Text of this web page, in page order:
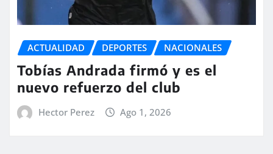
ACTUALIDAD DEPORTES NACIONALES
Tobías Andrada firmó y es el
nuevo refuerzo del club
Hector Perez Ago 1, 2026